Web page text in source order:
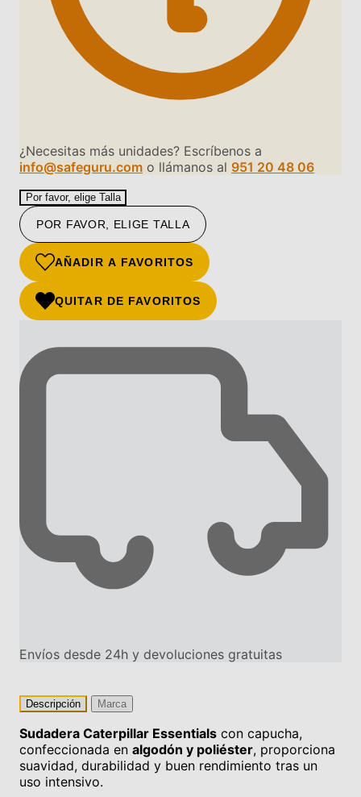
¿Necesitas más unidades? Escríbenos a
info@safeguru.com o llámanos al 951 20 48 06
Por favor, elige Talla
POR FAVOR, ELIGE TALLA
AÑADIR A FAVORITOS
QUITAR DE FAVORITOS
Envíos desde 24h y devoluciones gratuitas
Descripción Marca
Sudadera Caterpillar Essentials con capucha,
confeccionada en algodón y poliéster, proporciona
suavidad, durabilidad y buen rendimiento tras un
uso intensivo.